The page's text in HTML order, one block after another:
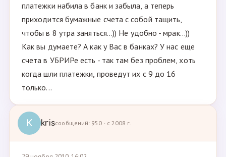
платежки набила в банк и забыла, а теперь
приходится бумажные счета с собой тащить,
чтобы в 8 утра заняться...)) Не удобно - мрак...))
Как вы думаете? А как у Вас в банках? У нас еще
счета в УБРИРе есть - так там без проблем, хоть
когда шли платежки, проведут их с 9 до 16
только...
K krisсообщений: 950 · с 2008 г.